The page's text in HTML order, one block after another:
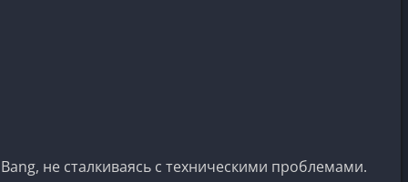
не сталкиваясь с техническими проблемами.